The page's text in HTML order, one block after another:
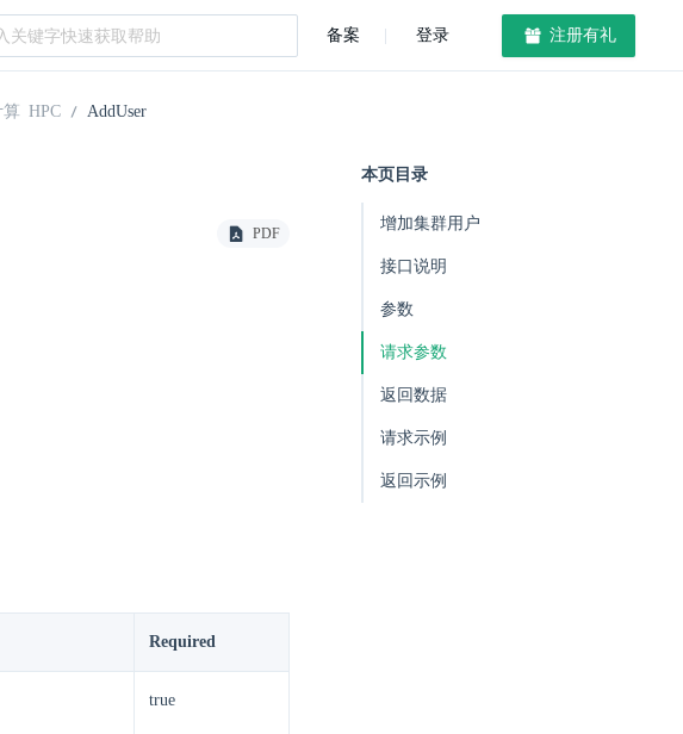
备案 登录 注册有礼
算 HPC AddUser
PDF
Required
true
本页目录
增加集群用户
接口说明
参数
请求参数
返回数据
请求示例
返回示例